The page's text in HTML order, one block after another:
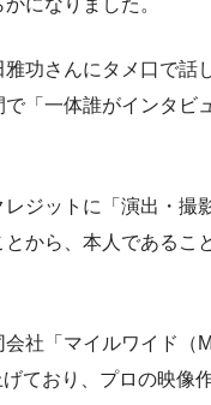
になりました。
雅功さんにタメ口で話
「一体誰がインタビ
ジットに「演出・撮
から、本人であるこ
会社「マイルワイド（
ており、プロの映像